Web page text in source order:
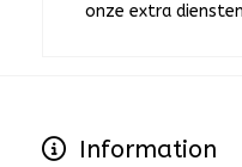
onze extra
Information